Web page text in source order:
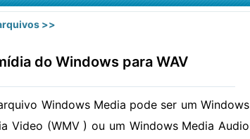
>>
do Windows para WAV
Windows Media pode ser um Windows
Video (WMV ) ou um Windows Media Audio